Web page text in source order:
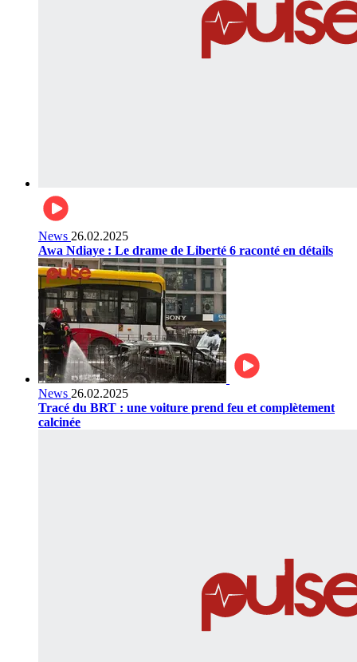
News 26.02.2025
Awa Ndiaye : Le drame de Liberté 6 raconté en détails
News 26.02.2025
Tracé du BRT : une voiture prend feu et complètement
calcinée